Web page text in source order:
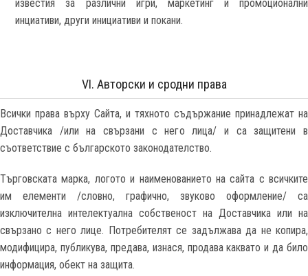
известия за различни игри, маркетинг и промоционални
инциативи, други инициативи и покани.
VI. Авторски и сродни права
Всички права върху Сайта, и тяхното съдържание принадлежат на
Доставчика /или на свързани с него лица/ и са защитени в
съответствие с българското законодателство.
Търговската марка, логото и наименованието на сайта с всичките
им елементи /словно, графично, звуково оформление/ са
изключителна интелектуална собственост на Доставчика или на
свързано с него лице. Потребителят се задължава да не копира,
модифицира, публикува, предава, изнася, продава каквато и да било
информация, обект на защита.